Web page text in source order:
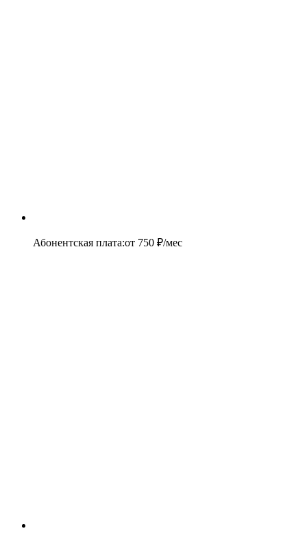
Абонентская плата:от 750 ₽/мес